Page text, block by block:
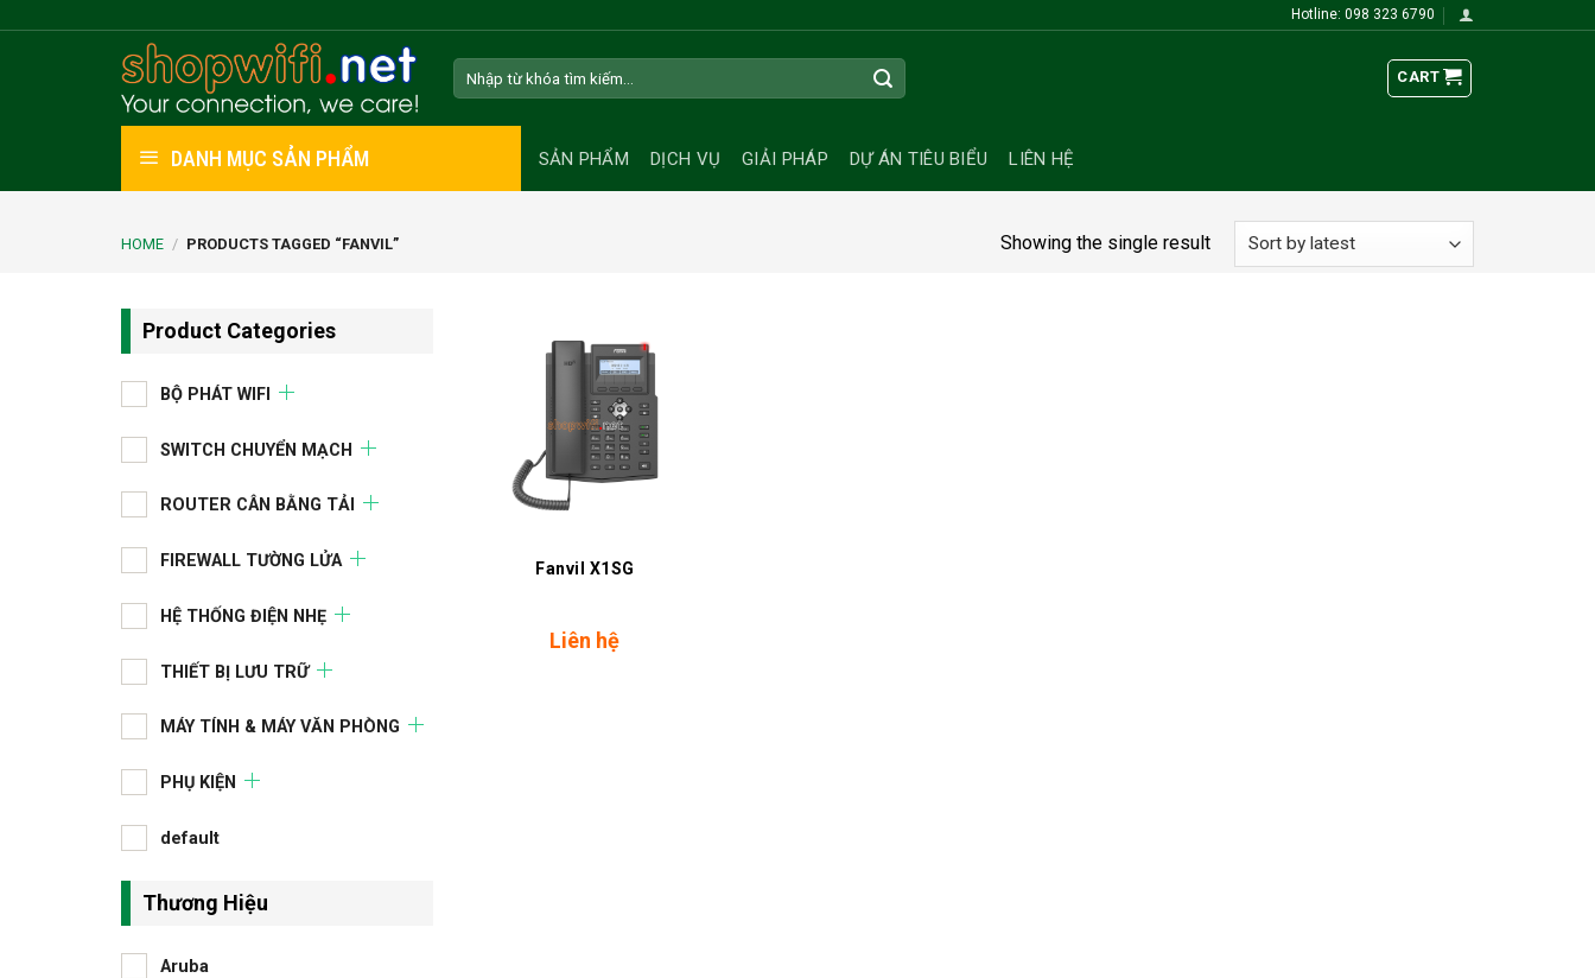
Hotline: 098 323 6790
CART
DANH MỤC SẢN PHẨM SẢN PHẨM DỊCH VỤ GIẢI PHÁP DỰ ÁN TIÊU BIỂU LIÊN HỆ
HOME / PRODUCTS TAGGED “FANVIL” Showing the single result
Product Categories
BỘ PHÁT WIFI
SWITCH CHUYỂN MẠCH
ROUTER CÂN BẰNG TẢI
FIREWALL TƯỜNG LỬA
HỆ THỐNG ĐIỆN NHẸ
THIẾT BỊ LƯU TRỮ
MÁY TÍNH & MÁY VĂN PHÒNG
PHỤ KIỆN
default
Thương Hiệu
Aruba
Fanvil X1SG
Liên hệ